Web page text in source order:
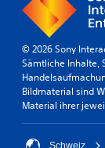
© 2026 Sony
Sämtliche Inhalte,
Bildmaterial sind
Material ihrer
Schweiz